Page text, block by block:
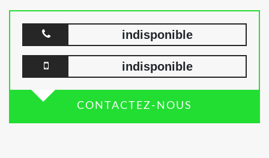
indisponible
indisponible
CONTACTEZ-NOUS